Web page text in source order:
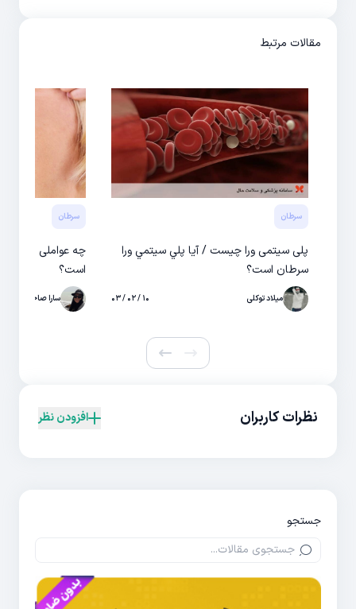
مقالات مرتبط
سرطان
پلی سیتمی ورا چیست / آيا پلي سيتمي ورا
سرطان است؟
میلاد توکلی ۱۰ / ۰۲ / ۰۳
سرطان
چه عواملی در
است؟
سارا صاحبی
نظرات کاربران افزودن نظر
جستجو